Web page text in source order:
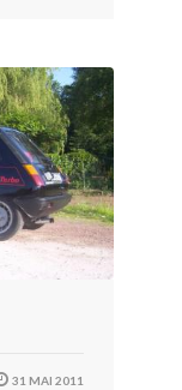
31 MAI 2011